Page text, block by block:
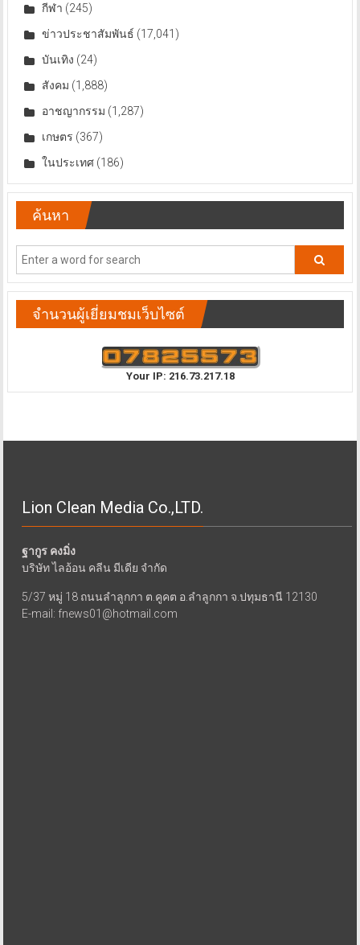
กีฬา (245)
ข่าวประชาสัมพันธ์ (17,041)
บันเทิง (24)
สังคม (1,888)
อาชญากรรม (1,287)
เกษตร (367)
ในประเทศ(186)
ค้นหา
จำนวนผู้เยี่ยมชมเว็บไซต์
Your IP: 216.73.217.18
Lion Clean Media Co.,LTD.
ฐากูร คงมิ่ง
บริษัท ไลอ้อน คลีน มีเดีย จำกัด
5/37 หมู่ 18 ถนนลำลูกกา ต.คูคต อ.ลำลูกกา จ.ปทุมธานี 12130
E-mail: fnews01@hotmail.com